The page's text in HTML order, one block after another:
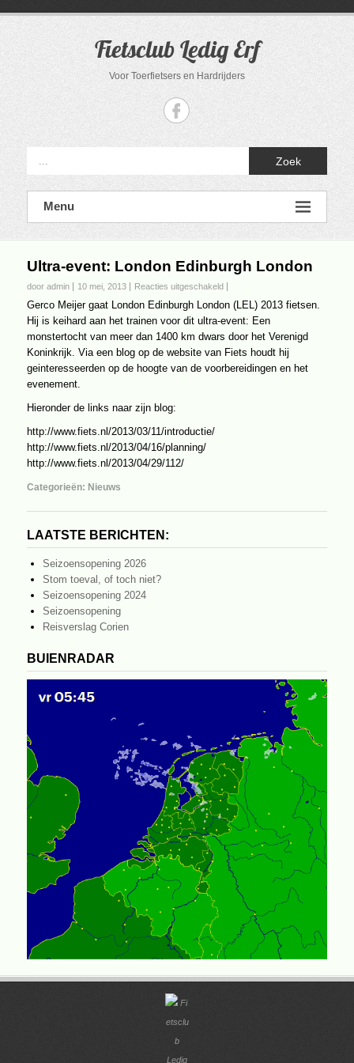
Fietsclub Ledig Erf
Voor Toerfietsers en Hardrijders
Zoek
Menu
Ultra-event: London Edinburgh London
door admin 10 mei, 2013 Reacties uitgeschakeldvoor
Ultra-
event:
London
Edinburgh
London
Gerco Meijer gaat London Edinburgh London (LEL) 2013 fietsen.
Hij is keihard aan het trainen voor dit ultra-event: Een
monstertocht van meer dan 1400 km dwars door het Verenigd
Koninkrijk. Via een blog op de website van Fiets houdt hij
geinteresseerden op de hoogte van de voorbereidingen en het
evenement.
Hieronder de links naar zijn blog:
http://www.fiets.nl/2013/03/11/introductie/
http://www.fiets.nl/2013/04/16/planning/
http://www.fiets.nl/2013/04/29/112/
Categorieën: Nieuws
LAATSTE BERICHTEN:
Seizoensopening 2026
Stom toeval, of toch niet?
Seizoensopening 2024
Seizoensopening
Reisverslag Corien
BUIENRADAR